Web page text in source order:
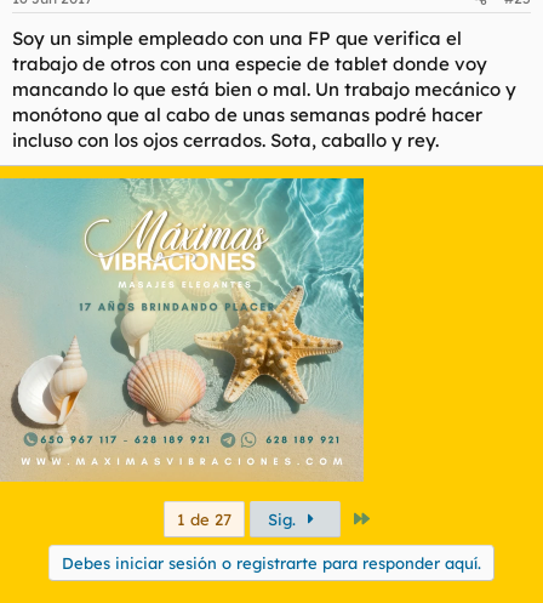
Soy un simple empleado con una FP que verifica el
trabajo de otros con una especie de tablet donde voy
mancando lo que está bien o mal. Un trabajo mecánico y
monótono que al cabo de unas semanas podré hacer
incluso con los ojos cerrados. Sota, caballo y rey.
1 de 27 Sig.
Debes iniciar sesión o registrarte para responder aquí.